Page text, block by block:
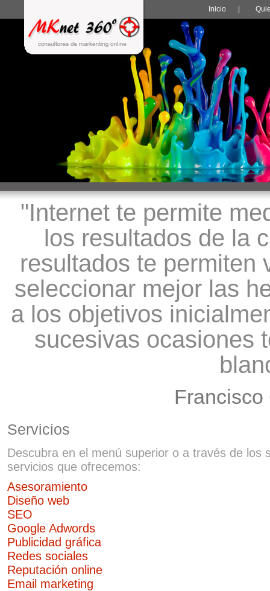
Inicio
"Internet te permite
los resultados de la
resultados te permiten
seleccionar mejor las
a los objetivos
sucesivas ocasiones
Francisco
Servicios
Descubra en el menú superior o a través de los
servicios que ofrecemos:
Asesoramiento
Diseño web
SEO
Google Adwords
Publicidad gráfica
Redes sociales
Reputación online
Email marketing